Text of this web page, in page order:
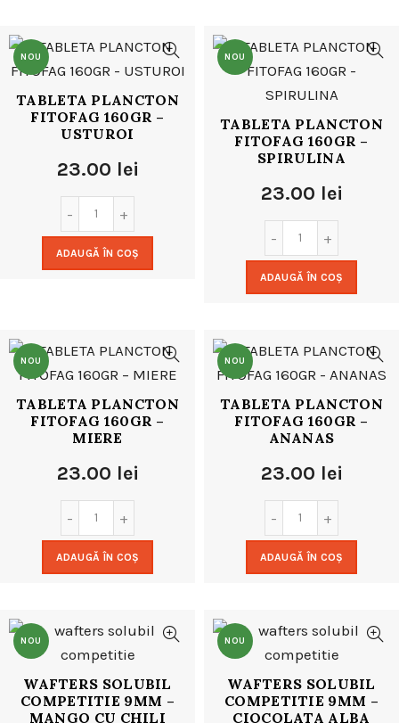
NOU
TABLETA PLANCTON
FITOFAG 160GR –
USTUROI
23.00 lei
ADAUGĂ ÎN COȘ
NOU
TABLETA PLANCTON
FITOFAG 160GR –
SPIRULINA
23.00 lei
ADAUGĂ ÎN COȘ
NOU
TABLETA PLANCTON
FITOFAG 160GR –
MIERE
23.00 lei
ADAUGĂ ÎN COȘ
NOU
TABLETA PLANCTON
FITOFAG 160GR –
ANANAS
23.00 lei
ADAUGĂ ÎN COȘ
NOU
WAFTERS SOLUBIL
COMPETITIE 9MM –
MANGO CU CHILI
NOU
WAFTERS SOLUBIL
COMPETITIE 9MM –
CIOCOLATA ALBA